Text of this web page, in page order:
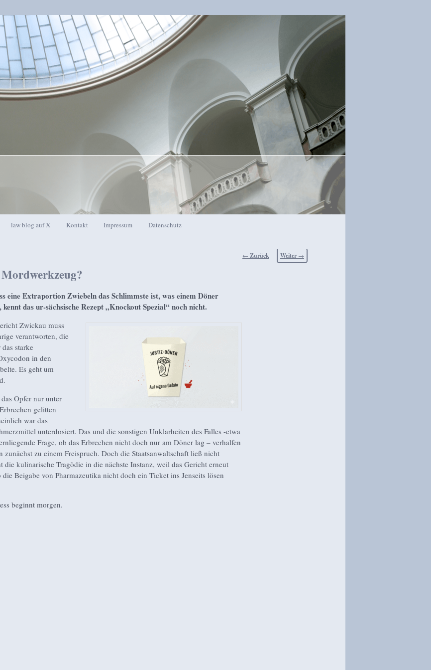
law blog auf X Kontakt Impressum Datenschutz
Beitragsnavigation
← Zurück Weiter →
eine Extraportion Zwiebeln das Schlimmste ist, was einem Döner
kennt das ur-sächsische Rezept „Knockout Spezial“ noch nicht.
Zwickau muss
verantworten, die
starke
in den
Es geht um
Opfer nur unter
gelitten
war das
unterdosiert. Das und die sonstigen Unklarheiten des Falles -etwa
Frage, ob das Erbrechen nicht doch nur am Döner lag – verhalfen
zunächst zu einem Freispruch. Doch die Staatsanwaltschaft ließ nicht
die kulinarische Tragödie in die nächste Instanz, weil das Gericht erneut
die Beigabe von Pharmazeutika nicht doch ein Ticket ins Jenseits lösen
beginnt morgen.